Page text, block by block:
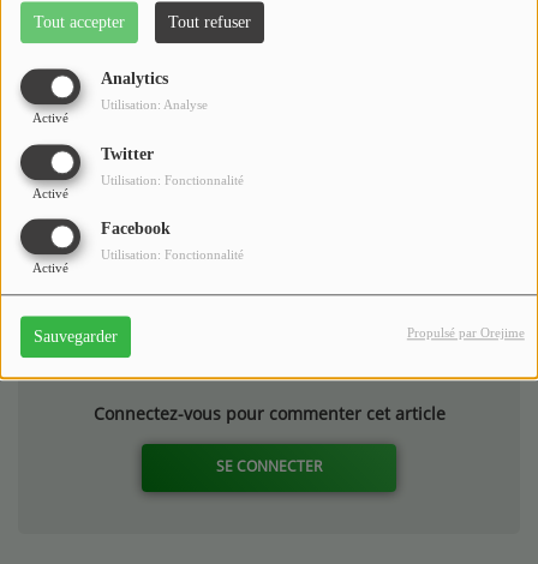
Tout accepter Tout refuser
Analytics
Activé
Utilisation: Analyse
Twitter
Activé
Utilisation: Fonctionnalité
Facebook
Activé
Utilisation: Fonctionnalité
Sauvegarder Propulsé par Orejime
Commentaires(0)
Connectez-vous pour commenter cet article
SE CONNECTER